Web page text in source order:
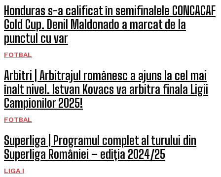
Honduras s-a calificat în semifinalele CONCACAF
Gold Cup. Denil Maldonado a marcat de la
punctul cu var
FOTBAL
Arbitri | Arbitrajul românesc a ajuns la cel mai
înalt nivel. Istvan Kovacs va arbitra finala Ligii
Campionilor 2025!
FOTBAL
Superliga | Programul complet al turului din
Superliga României – ediția 2024/25
LIGA I